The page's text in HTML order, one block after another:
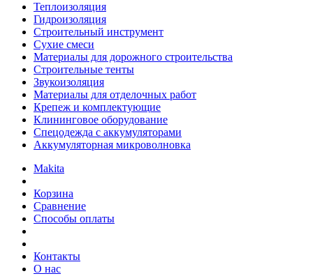
Теплоизоляция
Гидроизоляция
Строительный инструмент
Сухие смеси
Материалы для дорожного строительства
Строительные тенты
Звукоизоляция
Материалы для отделочных работ
Крепеж и комплектующие
Клининговое оборудование
Спецодежда с аккумуляторами
Аккумуляторная микроволновка
Makita
Корзина
Сравнение
Способы оплаты
Контакты
О нас